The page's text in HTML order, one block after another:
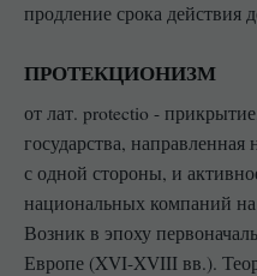
продление срока действия
ПРОТЕКЦИОНИЗМ
от лат. protectio -
государства,
с одной стороны, и
национальных компаний
Возник в эпоху
Европе (XVI-XVIII вв.).